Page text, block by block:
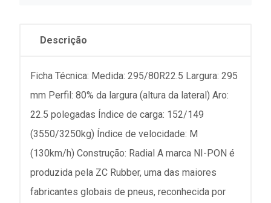
Descrição
Ficha Técnica: Medida: 295/80R22.5 Largura: 295
mm Perfil: 80% da largura (altura da lateral) Aro:
22.5 polegadas Índice de carga: 152/149
(3550/3250kg) Índice de velocidade: M
(130km/h) Construção: Radial A marca NI-PON é
produzida pela ZC Rubber, uma das maiores
fabricantes globais de pneus, reconhecida por